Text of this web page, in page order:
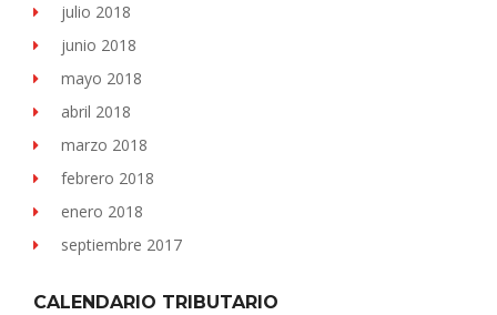
julio 2018
junio 2018
mayo 2018
abril 2018
marzo 2018
febrero 2018
enero 2018
septiembre 2017
CALENDARIO TRIBUTARIO